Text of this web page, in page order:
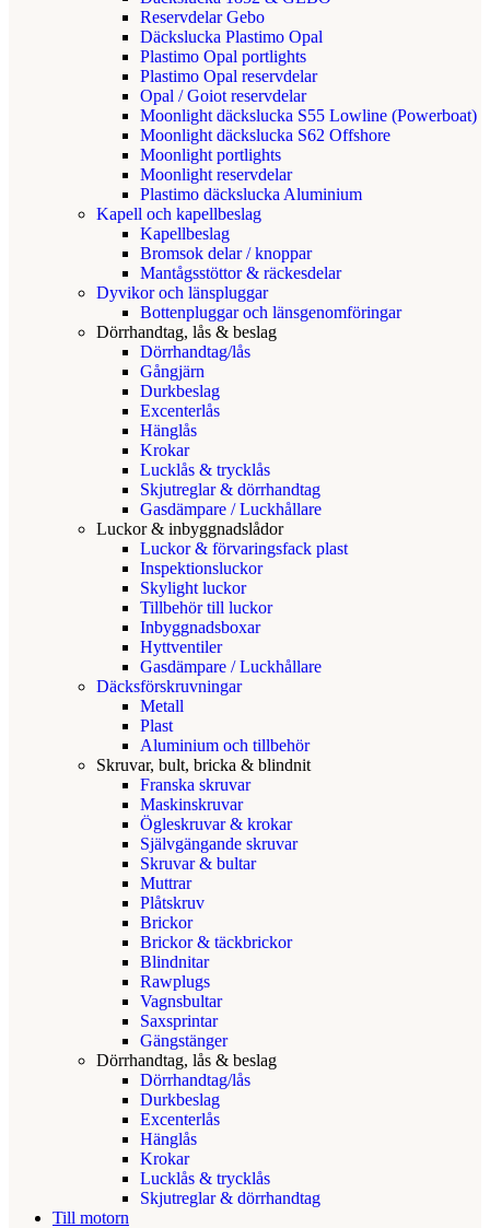
Reservdelar Gebo
Däckslucka Plastimo Opal
Plastimo Opal portlights
Plastimo Opal reservdelar
Opal / Goiot reservdelar
Moonlight däckslucka S55 Lowline (Powerboat)
Moonlight däckslucka S62 Offshore
Moonlight portlights
Moonlight reservdelar
Plastimo däckslucka Aluminium
Kapell och kapellbeslag
Kapellbeslag
Bromsok delar / knoppar
Mantågsstöttor & räckesdelar
Dyvikor och länspluggar
Bottenpluggar och länsgenomföringar
Dörrhandtag, lås & beslag
Dörrhandtag/lås
Gångjärn
Durkbeslag
Excenterlås
Hänglås
Krokar
Lucklås & trycklås
Skjutreglar & dörrhandtag
Gasdämpare / Luckhållare
Luckor & inbyggnadslådor
Luckor & förvaringsfack plast
Inspektionsluckor
Skylight luckor
Tillbehör till luckor
Inbyggnadsboxar
Hyttventiler
Gasdämpare / Luckhållare
Däcksförskruvningar
Metall
Plast
Aluminium och tillbehör
Skruvar, bult, bricka & blindnit
Franska skruvar
Maskinskruvar
Ögleskruvar & krokar
Självgängande skruvar
Skruvar & bultar
Muttrar
Plåtskruv
Brickor
Brickor & täckbrickor
Blindnitar
Rawplugs
Vagnsbultar
Saxsprintar
Gängstänger
Dörrhandtag, lås & beslag
Dörrhandtag/lås
Durkbeslag
Excenterlås
Hänglås
Krokar
Lucklås & trycklås
Skjutreglar & dörrhandtag
Till motorn